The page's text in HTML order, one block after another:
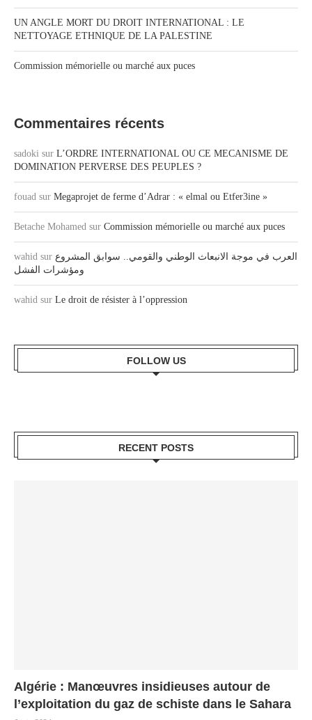
UN ANGLE MORT DU DROIT INTERNATIONAL : LE
NETTOYAGE ETHNIQUE DE LA PALESTINE
Commission mémorielle ou marché aux puces
Commentaires récents
sadoki sur L’ORDRE INTERNATIONAL OU CE MECANISME DE
DOMINATION PERVERSE DES PEUPLES ?
fouad sur Megaprojet de ferme d’Adrar : « elmal ou Etfer3ine »
Betache Mohamed sur Commission mémorielle ou marché aux puces
wahid sur العرب في موجة الانبعاث الوطني والقومي.. سوابق المشروع
ومؤشرات الفشل
wahid sur Le droit de résister à l’oppression
FOLLOW US
RECENT POSTS
Algérie : Manœuvres insidieuses autour de
l’exploitation du gaz de schiste dans le Sahara